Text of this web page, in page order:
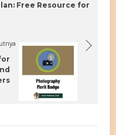
Free Resource for